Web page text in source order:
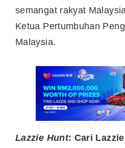
semangat rakyat
Ketua Pertumbuhan
Malaysia.
Lazzie Hunt: Cari